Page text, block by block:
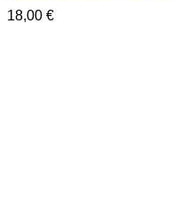
18,00 €